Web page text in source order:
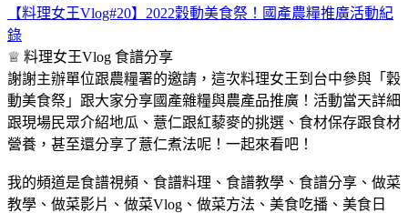
【料理女王Vlog#20】2022穀動美食祭！國產農糧推廣活動紀
錄
♕ 料理女王Vlog 食譜分享
謝謝主辦單位跟農糧署的邀請，這次料理女王到台中參與「穀
動美食祭」跟大家分享國產雜糧與農產品推廣！活動當天詳細
跟現場民眾介紹地瓜、薏仁跟紅藜麥的挑選、食材保存跟食材
營養，甚至還分享了薏仁煮法呢！一起來看吧！
我的頻道是食譜視頻、食譜料理、食譜教學、食譜分享、做菜
教學、做菜影片、做菜Vlog、做菜方法、美食吃播、美食日